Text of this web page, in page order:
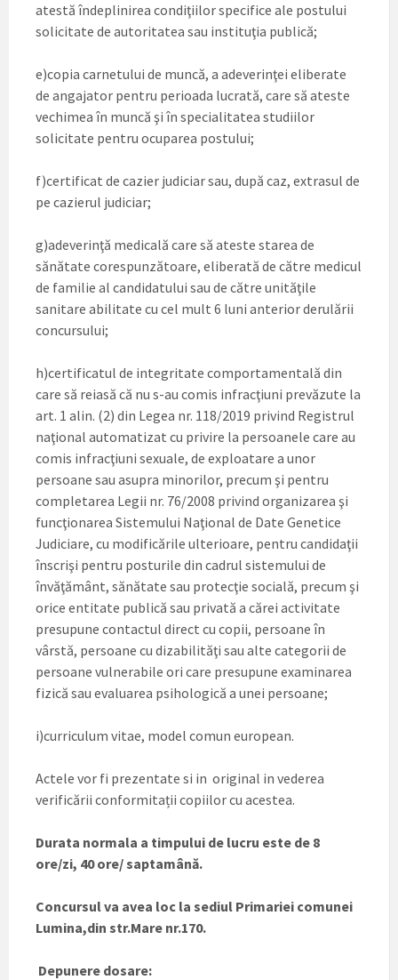
atestă îndeplinirea condiţiilor specifice ale postului
solicitate de autoritatea sau instituţia publică;
e)copia carnetului de muncă, a adeverinţei eliberate
de angajator pentru perioada lucrată, care să ateste
vechimea în muncă şi în specialitatea studiilor
solicitate pentru ocuparea postului;
f)certificat de cazier judiciar sau, după caz, extrasul de
pe cazierul judiciar;
g)adeverinţă medicală care să ateste starea de
sănătate corespunzătoare, eliberată de către medicul
de familie al candidatului sau de către unităţile
sanitare abilitate cu cel mult 6 luni anterior derulării
concursului;
h)certificatul de integritate comportamentală din
care să reiasă că nu s-au comis infracţiuni prevăzute la
art. 1 alin. (2) din Legea nr. 118/2019 privind Registrul
naţional automatizat cu privire la persoanele care au
comis infracţiuni sexuale, de exploatare a unor
persoane sau asupra minorilor, precum şi pentru
completarea Legii nr. 76/2008 privind organizarea şi
funcţionarea Sistemului Naţional de Date Genetice
Judiciare, cu modificările ulterioare, pentru candidaţii
înscrişi pentru posturile din cadrul sistemului de
învăţământ, sănătate sau protecţie socială, precum şi
orice entitate publică sau privată a cărei activitate
presupune contactul direct cu copii, persoane în
vârstă, persoane cu dizabilităţi sau alte categorii de
persoane vulnerabile ori care presupune examinarea
fizică sau evaluarea psihologică a unei persoane;
i)curriculum vitae, model comun european.
Actele vor fi prezentate si in original in vederea
verificării conformitații copiilor cu acestea.
Durata normala a timpului de lucru este de 8
ore/zi, 40 ore/ saptamână.
Concursul va avea loc la sediul Primariei comunei
Lumina,din str.Mare nr.170.
Depunere dosare: